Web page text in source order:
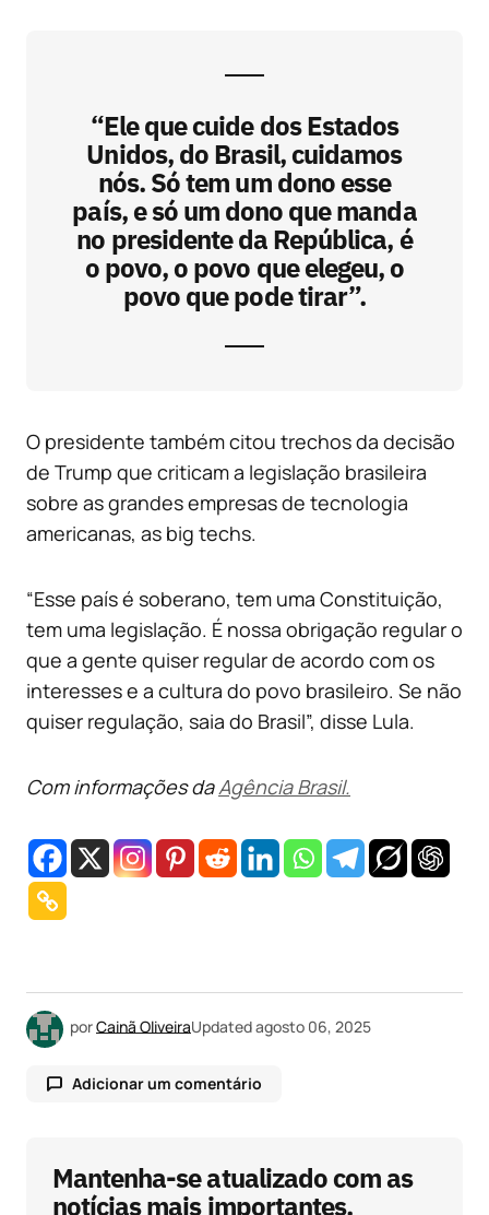
“Ele que cuide dos Estados
Unidos, do Brasil, cuidamos
nós. Só tem um dono esse
país, e só um dono que manda
no presidente da República, é
o povo, o povo que elegeu, o
povo que pode tirar”.
O presidente também citou trechos da decisão
de Trump que criticam a legislação brasileira
sobre as grandes empresas de tecnologia
americanas, as big techs.
“Esse país é soberano, tem uma Constituição,
tem uma legislação. É nossa obrigação regular o
que a gente quiser regular de acordo com os
interesses e a cultura do povo brasileiro. Se não
quiser regulação, saia do Brasil”, disse Lula.
Com informações daAgência Brasil.
porCainã OliveiraUpdatedagosto 06, 2025
Adicionar um comentário
O seu endereço de e-mail não será publicado.
Campos obrigatórios são marcados com
Mantenha-se atualizado com as
notícias mais importantes.